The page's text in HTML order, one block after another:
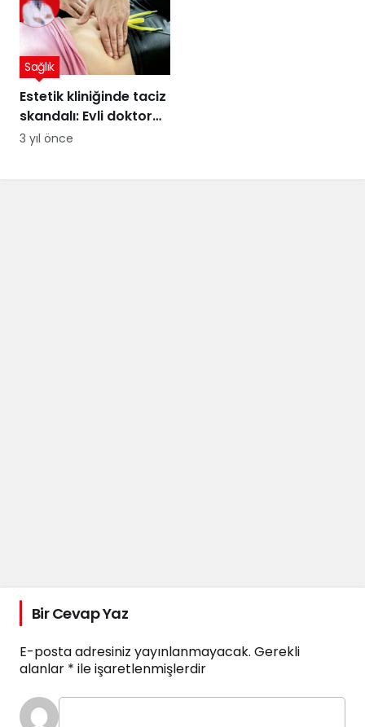
Estetik kliniğinde taciz
skandalı: Evli doktor
hakkında korkunç
Sağlık
3 yıl önce
Bir Cevap Yaz
E-posta adresiniz yayınlanmayacak. Gerekli
alanlar * ile işaretlenmişlerdir